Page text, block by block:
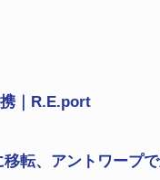
｜R.E.port
転、アントワープで